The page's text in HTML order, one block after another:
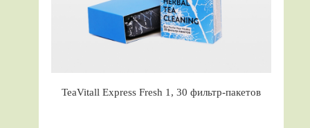
TeaVitall Express Fresh 1, 30 фильтр-пакетов